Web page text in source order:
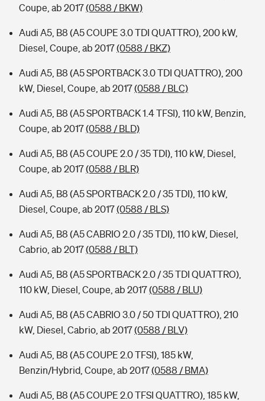
Coupe, ab 2017(0588 / BKW)
Audi A5, B8 (A5 COUPE 3.0 TDI QUATTRO), 200 kW,
Diesel, Coupe, ab 2017(0588 / BKZ)
Audi A5, B8 (A5 SPORTBACK 3.0 TDI QUATTRO), 200
kW, Diesel, Coupe, ab 2017(0588 / BLC)
Audi A5, B8 (A5 SPORTBACK 1.4 TFSI), 110 kW, Benzin,
Coupe, ab 2017(0588 / BLD)
Audi A5, B8 (A5 COUPE 2.0 / 35 TDI), 110 kW, Diesel,
Coupe, ab 2017(0588 / BLR)
Audi A5, B8 (A5 SPORTBACK 2.0 / 35 TDI), 110 kW,
Diesel, Coupe, ab 2017(0588 / BLS)
Audi A5, B8 (A5 CABRIO 2.0 / 35 TDI), 110 kW, Diesel,
Cabrio, ab 2017(0588 / BLT)
Audi A5, B8 (A5 SPORTBACK 2.0 / 35 TDI QUATTRO),
110 kW, Diesel, Coupe, ab 2017(0588 / BLU)
Audi A5, B8 (A5 CABRIO 3.0 / 50 TDI QUATTRO), 210
kW, Diesel, Cabrio, ab 2017(0588 / BLV)
Audi A5, B8 (A5 COUPE 2.0 TFSI), 185 kW,
Benzin/Hybrid, Coupe, ab 2017(0588 / BMA)
Audi A5, B8 (A5 COUPE 2.0 TFSI QUATTRO), 185 kW,